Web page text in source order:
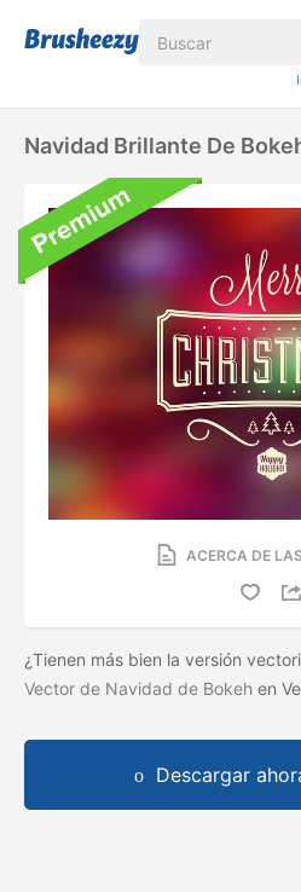
Navidad Brillante De
ACERCA DE
¿Tienen más bien la versión
Vector de Navidad de Bokeh en
Descargar